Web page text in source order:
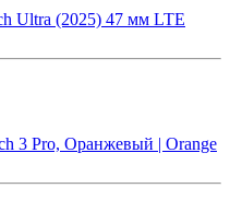
Ultra (2025) 47 мм LTE
3 Pro, Оранжевый | Orange